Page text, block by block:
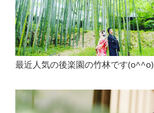
最近人気の後楽園の竹林です(o^^o)